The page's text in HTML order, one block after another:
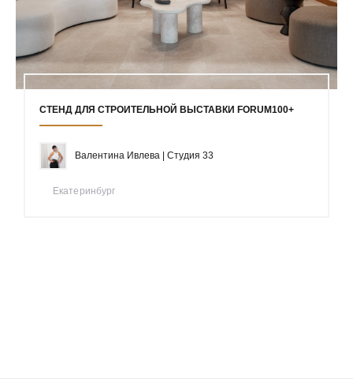
СТЕНД ДЛЯ СТРОИТЕЛЬНОЙ ВЫСТАВКИ FORUM100+
Валентина Ивлева | Студия 33
Екатеринбург